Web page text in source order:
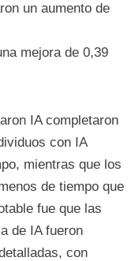
un aumento de
mejora de 0,39
IA completaron
con IA
mientras que los
de tiempo que
fue que las
de IA fueron
con